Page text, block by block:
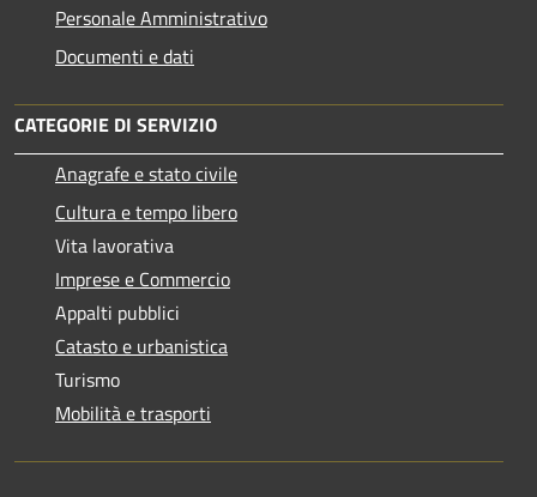
Personale Amministrativo
Documenti e dati
CATEGORIE DI SERVIZIO
Anagrafe e stato civile
Cultura e tempo libero
Vita lavorativa
Imprese e Commercio
Appalti pubblici
Catasto e urbanistica
Turismo
Mobilità e trasporti